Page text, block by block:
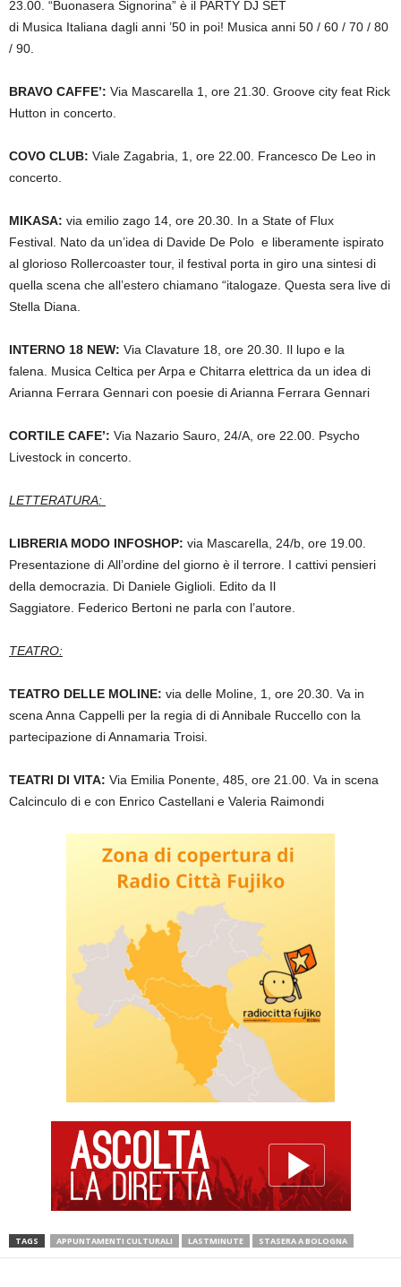
23.00. “Buonasera Signorina” è il PARTY DJ SET
di Musica Italiana dagli anni ’50 in poi! Musica anni 50 / 60 / 70 / 80
/ 90.
BRAVO CAFFE’: Via Mascarella 1, ore 21.30. Groove city feat Rick
Hutton in concerto.
COVO CLUB: Viale Zagabria, 1, ore 22.00. Francesco De Leo in
concerto.
MIKASA: via emilio zago 14, ore 20.30. In a State of Flux
Festival. Nato da un’idea di Davide De Polo e liberamente ispirato
al glorioso Rollercoaster tour, il festival porta in giro una sintesi di
quella scena che all’estero chiamano “italogaze. Questa sera live di
Stella Diana.
INTERNO 18 NEW: Via Clavature 18, ore 20.30. Il lupo e la
falena. Musica Celtica per Arpa e Chitarra elettrica da un idea di
Arianna Ferrara Gennari con poesie di Arianna Ferrara Gennari
CORTILE CAFE’: Via Nazario Sauro, 24/A, ore 22.00. Psycho
Livestock in concerto.
LETTERATURA:
LIBRERIA MODO INFOSHOP: via Mascarella, 24/b, ore 19.00.
Presentazione di All’ordine del giorno è il terrore. I cattivi pensieri
della democrazia. Di Daniele Giglioli. Edito da Il
Saggiatore. Federico Bertoni ne parla con l’autore.
TEATRO:
TEATRO DELLE MOLINE: via delle Moline, 1, ore 20.30. Va in
scena Anna Cappelli per la regia di di Annibale Ruccello con la
partecipazione di Annamaria Troisi.
TEATRI DI VITA: Via Emilia Ponente, 485, ore 21.00. Va in scena
Calcinculo di e con Enrico Castellani e Valeria Raimondi
TAGS APPUNTAMENTI CULTURALI LASTMINUTE STASERA A BOLOGNA